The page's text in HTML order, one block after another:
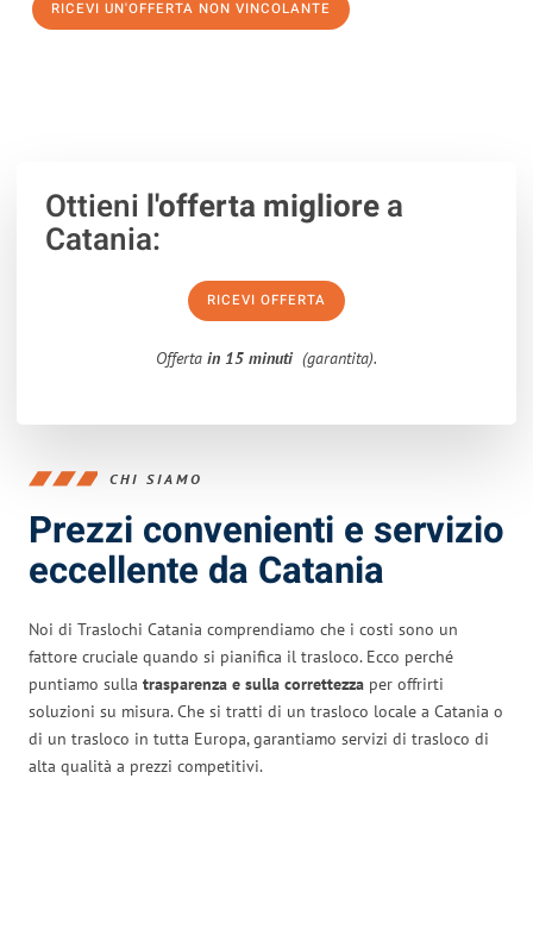
RICEVI UN'OFFERTA NON VINCOLANTE
Ottieni l'offerta migliorea
Catania:
RICEVI OFFERTA
Offerta in 15 minuti (garantita).
CHI SIAMO
Prezzi convenienti e servizio
eccellente da Catania
Noi di Traslochi Catania comprendiamo che i costi sono un
fattore cruciale quando si pianifica il trasloco. Ecco perché
puntiamo sulla trasparenza e sulla correttezza per offrirti
soluzioni su misura. Che si tratti di un trasloco locale a Catania o
di un trasloco in tutta Europa, garantiamo servizi di trasloco di
alta qualità a prezzi competitivi.